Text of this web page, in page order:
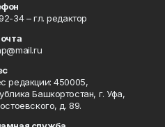
34 – гл. редактор
редакции: 450005,
Башкортостан, г. Уфа,
д. 89.